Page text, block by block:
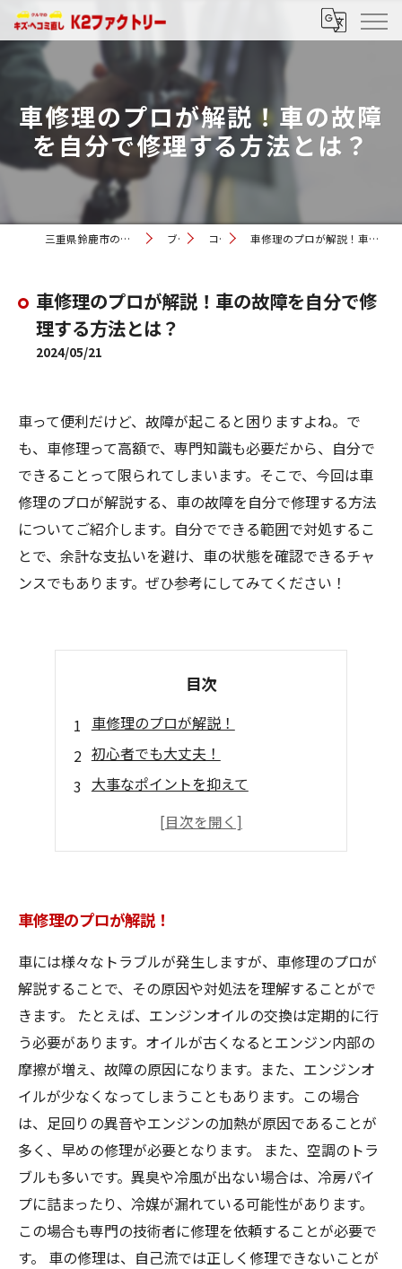
車修理のプロが解説！車の故障
を自分で修理する方法とは？
三重県鈴鹿市の車修理ならK2ファクトリー ブログ コラム 車修理のプロが解説！車の故障を自分で修理する方法とは？
車修理のプロが解説！車の故障を自分で修
理する方法とは？
2024/05/21
車って便利だけど、故障が起こると困りますよね。で
も、車修理って高額で、専門知識も必要だから、自分で
できることって限られてしまいます。そこで、今回は車
修理のプロが解説する、車の故障を自分で修理する方法
についてご紹介します。自分でできる範囲で対処するこ
とで、余計な支払いを避け、車の状態を確認できるチャ
ンスでもあります。ぜひ参考にしてみてください！
目次
車修理のプロが解説！
初心者でも大丈夫！
大事なポイントを抑えて
必要な道具や部品
車修理のプロが解説！
車には様々なトラブルが発生しますが、車修理のプロが
解説することで、その原因や対処法を理解することがで
きます。 たとえば、エンジンオイルの交換は定期的に行
う必要があります。オイルが古くなるとエンジン内部の
摩擦が増え、故障の原因になります。また、エンジンオ
イルが少なくなってしまうこともあります。この場合
は、足回りの異音やエンジンの加熱が原因であることが
多く、早めの修理が必要となります。 また、空調のトラ
ブルも多いです。異臭や冷風が出ない場合は、冷房パイ
プに詰まったり、冷媒が漏れている可能性があります。
この場合も専門の技術者に修理を依頼することが必要で
す。 車の修理は、自己流では正しく修理できないことが